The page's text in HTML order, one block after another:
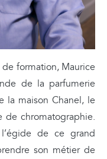
formation, Maurice
de la parfumerie
la maison Chanel, le
de chromatographie.
de ce grand
son métier de